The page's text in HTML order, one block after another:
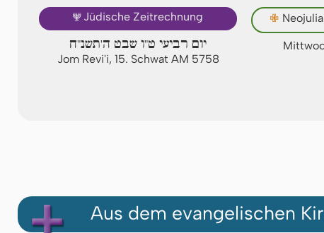
🕎 Jüdische Zeitrechnung
יום רביעי ט"ו שבט ה'תשנ"ח
Jom Revi'i, 15. Schwat AM 5758
✙
Aus dem evangelischen